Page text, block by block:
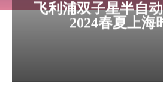
飞利浦双子星半自
2024春夏上海